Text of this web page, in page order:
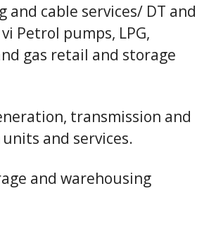
and cable services/ DT and
Petrol pumps, LPG,
gas retail and storage
transmission and
and services.
and warehousing